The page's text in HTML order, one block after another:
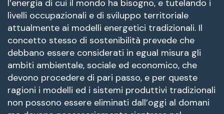
l’energia di cui il mondo ha bisogno, e tutelando i
livelli occupazionali e di sviluppo territoriale
attualmente ai modelli energetici tradizionali. Il
concetto stesso di sostenibilità prevede che
debbano essere considerati in egual misura gli
ambiti ambientale, sociale ed economico, che
devono procedere di pari passo, e per queste
ragioni i modelli ed i sistemi produttivi tradizionali
non possono essere eliminati dall’oggi al domani